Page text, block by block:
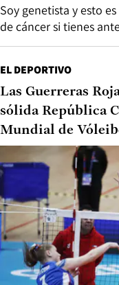
Soy genetista y esto
de cáncer si tienes
EL DEPORTIVO
Las Guerreras
sólida República
Mundial de